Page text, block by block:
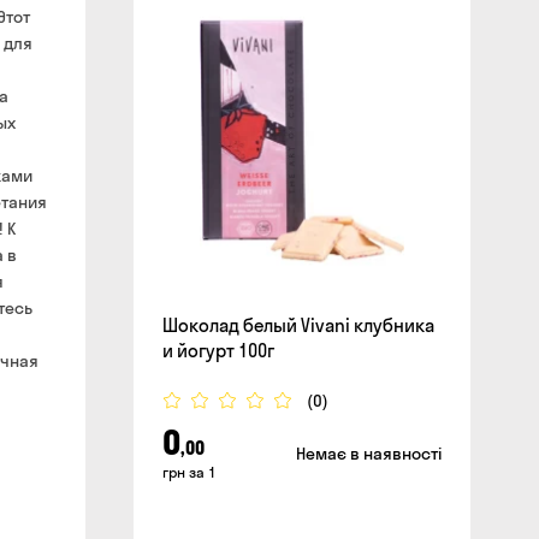
Шоколад белый Vivani клубника
и йогурт 100г
(0)
0,00
грн за 1
Немає в наявності
К
в